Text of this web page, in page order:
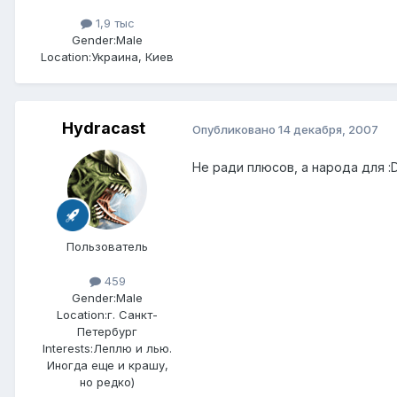
1,9 тыс
Gender:Male
Location:Украина, Киев
Hydracast
Пользователь
459
Gender:Male
Location:г. Санкт-
Петербург
Interests:Леплю и лью.
Иногда еще и крашу,
но редко)
Опубликовано 14 декабря, 2007
Не ради плюсов, а народа для